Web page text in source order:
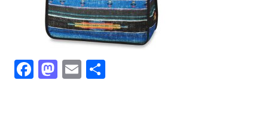
Facebook
Mastodon
Email